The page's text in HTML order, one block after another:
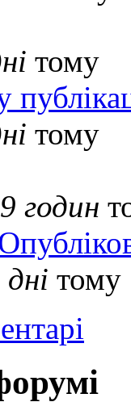
тому
тому
годин
тому